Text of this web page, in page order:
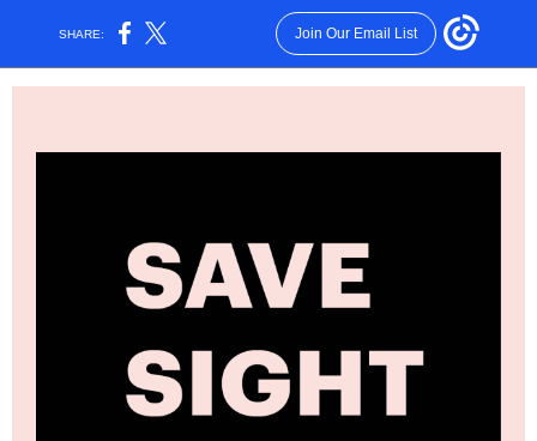
SHARE: Join Our Email List